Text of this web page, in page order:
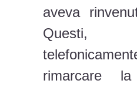
aveva
Questi,
rimarcare la